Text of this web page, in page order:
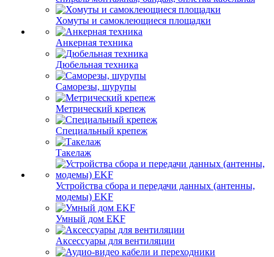
Хомуты и самоклеющиеся площадки
Анкерная техника
Дюбельная техника
Саморезы, шурупы
Метрический крепеж
Специальный крепеж
Такелаж
Устройства сбора и передачи данных (антенны,
модемы) EKF
Умный дом EKF
Аксессуары для вентиляции